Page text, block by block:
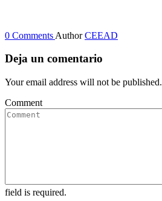
0 Comments AuthorCEEAD
Deja un comentario
Your email address will not be published.
Comment
field is required.